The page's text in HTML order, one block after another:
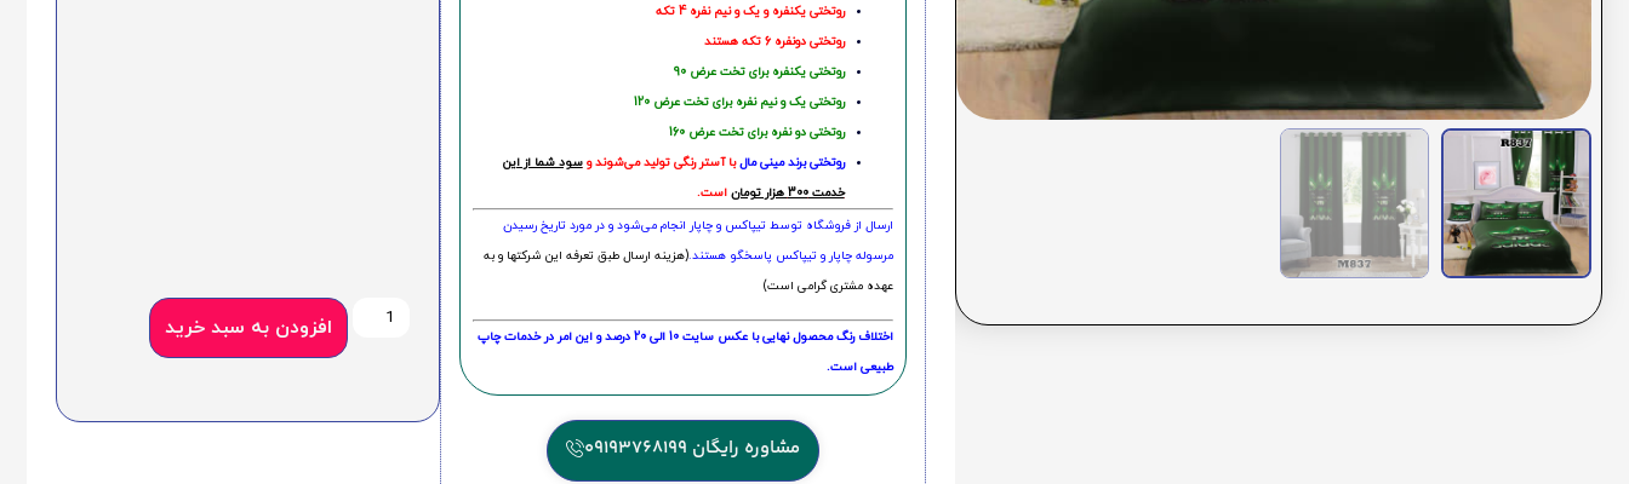
روتختی یکنفره و یک و نیم نفره 4 تکه
روتختی دونفره 6 تکه هستند
روتختی یکنفره برای تخت عرض 90
روتختی یک و نیم نفره برای تخت عرض 120
روتختی دو نفره برای تخت عرض 160
روتختی‌ برند مینی مالبا آستر رنگی تولید می‌شوند وسود شما از این
خدمت 300 هزار تومان
است.
ارسال از فروشگاه توسط تیپاکس و چاپار انجام می‌شود و در مورد تاریخ رسیدن
مرسوله چاپار و تیپاکس پاسخگو هستند.(هزینه ارسال طبق تعرفه این شرکتها و به
عهده مشتری گرامی است)
اختلاف رنگ محصول نهایی با عکس سایت 10 الی 20 درصد و این امر در خدمات چاپ
طبیعی است.
مشاوره رایگان 09193768199
افزودن به سبد خرید